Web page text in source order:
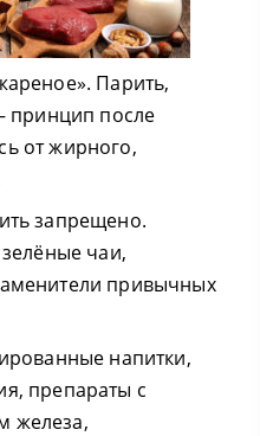
Парить,
принцип после
от жирного,
запрещено.
чаи,
привычных
напитки,
препараты с
железа,